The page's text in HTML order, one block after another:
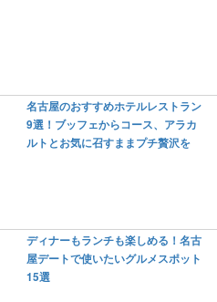
名古屋のおすすめホテルレストラン
9選！ブッフェからコース、アラカ
ルトとお気に召すままプチ贅沢を
ディナーもランチも楽しめる！名古
屋デートで使いたいグルメスポット
15選